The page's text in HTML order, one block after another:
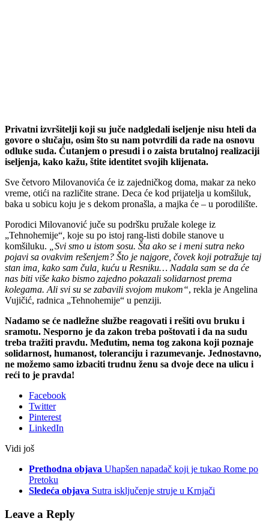
Privatni izvršitelji koji su juče nadgledali iseljenje nisu hteli da
govore o slučaju, osim što su nam potvrdili da rade na osnovu
odluke suda. Ćutanjem o presudi i o zaista brutalnoj realizaciji
iseljenja, kako kažu, štite identitet svojih klijenata.
Sve četvoro Milovanovića će iz zajedničkog doma, makar za neko
vreme, otići na različite strane. Deca će kod prijatelja u komšiluk,
baka u sobicu koju je s dekom pronašla, a majka će – u porodilište.
Porodici Milovanović juče su podršku pružale kolege iz
„Tehnohemije“, koje su po istoj rang-listi dobile stanove u
komšiluku.
„Svi smo u istom sosu. Šta ako se i meni sutra neko
pojavi sa ovakvim rešenjem? Što je najgore, čovek koji potražuje taj
stan ima, kako sam čula, kuću u Resniku… Nadala sam se da će
nas biti više kako bismo zajedno pokazali solidarnost prema
kolegama. Ali svi su se zabavili svojom mukom“, rekla je Angelina
Vujičić, radnica „Tehnohemije“ u penziji.
Nadamo se će nadležne službe reagovati i rešiti ovu bruku i
sramotu. Nesporno je da zakon treba poštovati i da na sudu
treba tražiti pravdu. Međutim, nema tog zakona koji poznaje
solidarnost, humanost, toleranciju i razumevanje. Jednostavno,
ne možemo samo izbaciti trudnu ženu sa dvoje dece na ulicu i
reći to je pravda!
Facebook
Twitter
Pinterest
LinkedIn
Vidi još
Prethodna objava Uhapšen napadač koji je tukao Rome po
Pretoku
Sledeća objava Sutra isključenje struje u Krnjači
Leave a Reply